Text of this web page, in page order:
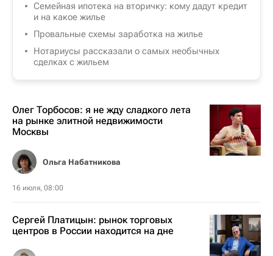
Семейная ипотека на вторичку: кому дадут кредит
и на какое жилье
Провальные схемы заработка на жилье
Нотариусы рассказали о самых необычных
сделках с жильем
Олег Торбосов: я не жду сладкого лета
на рынке элитной недвижимости
Москвы
Ольга Набатникова
16 июля, 08:00
Сергей Платицын: рынок торговых
центров в России находится на дне